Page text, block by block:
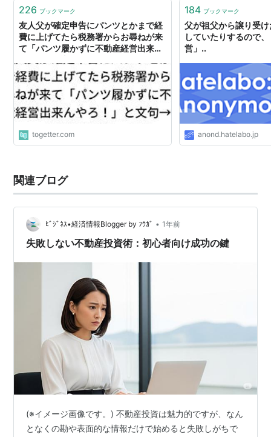
226 ブックマーク
友人父が確定申告にパンツとかまで経
費に上げてたら税務署からお尋ねが来
て「パンツ履かずに不動産経営出来ん
てた
togetter.com
184 ブックマーク
父が祖父から譲り受
していたりするので
営」..
anond.hatelabo.jp
関連ブログ
ﾋﾞｼﾞﾈｽ•経済情報Blogger by ﾌｳｶﾞ • 1年前
失敗しない不動産投資術：初心者向け成功の鍵
(※イメージ画像です。) 不動産投資は魅力的ですが、なん
となくの勘や表面的な情報だけで始めると失敗しがちで